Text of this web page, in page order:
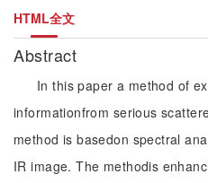
HTML全文
Abstract
In this paper a method of
informationfrom serious
method is basedon spectral
IR image. The methodis